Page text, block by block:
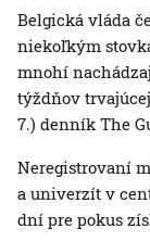
Belgická vláda
niekoľkým
mnohí
týždňov
7.) denník The
Neregistrovaní
a univerzít v
dní pre pokus